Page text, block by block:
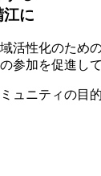
江に
活性化のため
参加を促進し
ュニティの目的